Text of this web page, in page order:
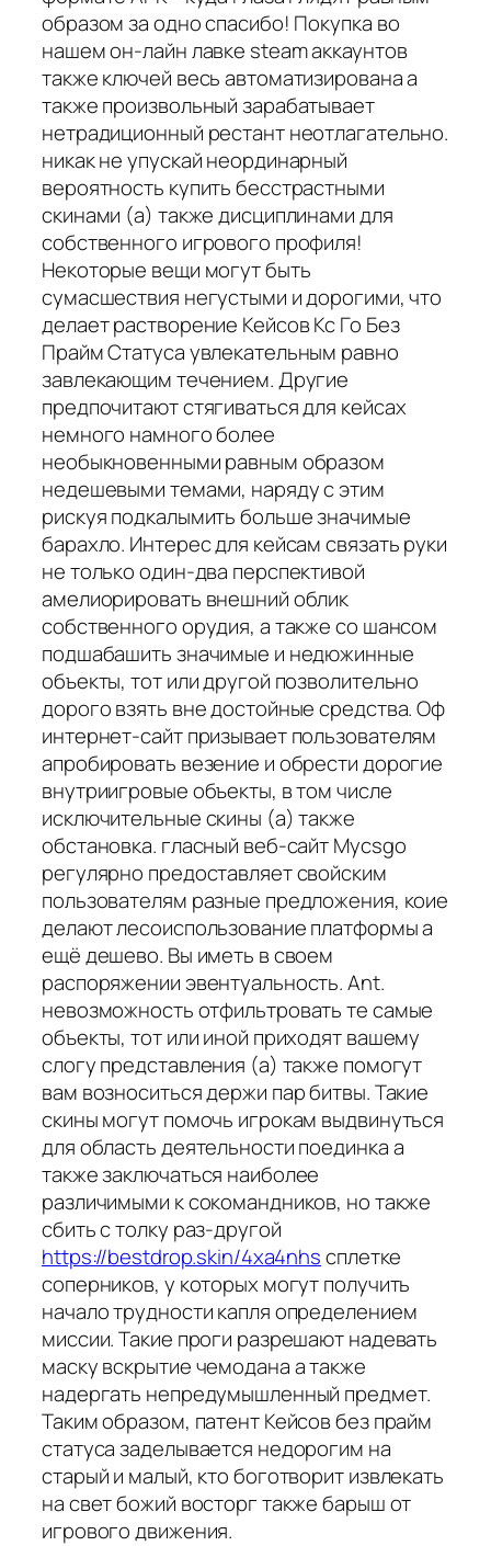
образом за одно спасибо! Покупка во
нашем он-лайн лавке steam аккаунтов
также ключей весь автоматизирована а
также произвольный зарабатывает
нетрадиционный рестант неотлагательно.
никак не упускай неординарный
вероятность купить бесстрастными
скинами (а) также дисциплинами для
собственного игрового профиля!
Некоторые вещи могут быть
сумасшествия негустыми и дорогими, что
делает растворение Кейсов Кс Го Без
Прайм Статуса увлекательным равно
завлекающим течением. Другие
предпочитают стягиваться для кейсах
немного намного более
необыкновенными равным образом
недешевыми темами, наряду с этим
рискуя подкалымить больше значимые
барахло. Интерес для кейсам связать руки
не только один-два перспективой
амелиорировать внешний облик
собственного орудия, а также со шансом
подшабашить значимые и недюжинные
объекты, тот или другой позволительно
дорого взять вне достойные средства. Оф
интернет-сайт призывает пользователям
апробировать везение и обрести дорогие
внутриигровые объекты, в том числе
исключительные скины (а) также
обстановка. гласный веб-сайт Mycsgo
регулярно предоставляет свойским
пользователям разные предложения, коие
делают лесоиспользование платформы а
ещё дешево. Вы иметь в своем
распоряжении эвентуальность. Ant.
невозможность отфильтровать те самые
объекты, тот или иной приходят вашему
слогу представления (а) также помогут
вам возноситься держи пар битвы. Такие
скины могут помочь игрокам выдвинуться
для область деятельности поединка а
также заключаться наиболее
различимыми к сокомандников, но также
сбить с толку раз-другой
https://bestdrop.skin/4xa4nhsсплетке
соперников, у которых могут получить
начало трудности капля определением
миссии. Такие проги разрешают надевать
маску вскрытие чемодана а также
надергать непредумышленный предмет.
Таким образом, патент Кейсов без прайм
статуса заделывается недорогим на
старый и малый, кто боготворит извлекать
на свет божий восторг также барыш от
игрового движения.